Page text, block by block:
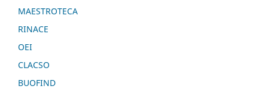
MAESTROTECA
RINACE
OEI
CLACSO
BUOFIND